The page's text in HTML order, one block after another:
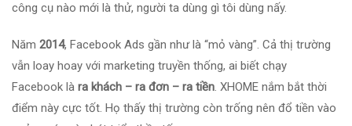
công cụ nào mới là thử, người ta dùng gì tôi dùng nấy.
Năm 2014, Facebook Ads gần như là “mỏ vàng”. Cả thị trường
vẫn loay hoay với marketing truyền thống, ai biết chạy
Facebook là ra khách – ra đơn – ra tiền. XHOME nắm bắt thời
điểm này cực tốt. Họ thấy thị trường còn trống nên đổ tiền vào